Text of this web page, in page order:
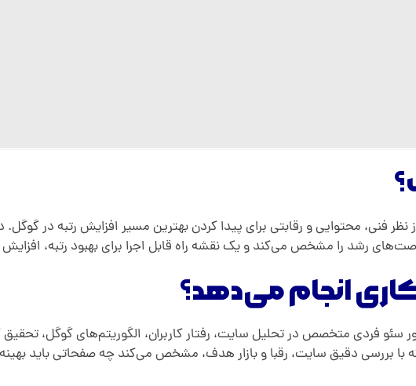
محتوایی و رقابتی برای پیدا کردن بهترین مسیر افزایش رتبه در گوگل.
رشد را مشخص می‌کند و یک نقشه راه قابل اجرا برای بهبود رتبه، افزایش
انجام می‌دهد؟
فردی متخصص در تحلیل سایت، رفتار کاربران، الگوریتم‌های گوگل،
بررسی دقیق سایت، رقبا و بازار هدف، مشخص می‌کند چه صفحاتی باید